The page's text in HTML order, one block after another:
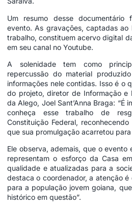
Um resumo desse
evento. As gravações, captadas
trabalho, constituem acervo digital
em seu canal no Youtube.
A solenidade tem como
repercussão do material
informações nele contidas. Isso é o
do projeto, diretor de Informação e
da Alego, Joel Sant’Anna Braga: “É
conheça esse trabalho de
Constituição Federal,
que sua promulgação acarretou para
Ele observa, ademais, que o
representam o esforço da Casa
qualidade e atualizadas para a
destaca o coordenador, a atenção é
para a população jovem goiana,
histórico em questão”.